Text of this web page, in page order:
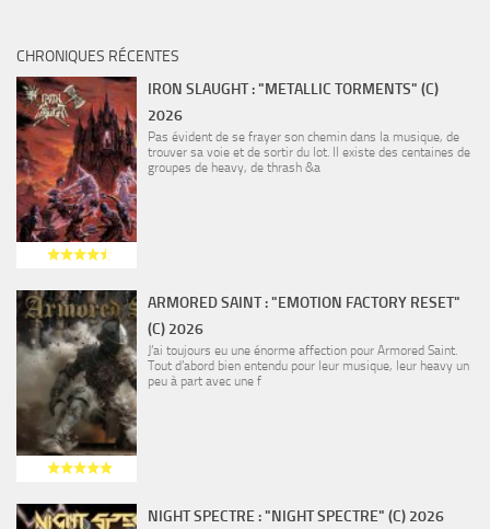
CHRONIQUES RÉCENTES
IRON SLAUGHT : "METALLIC TORMENTS" (C)
2026
Pas évident de se frayer son chemin dans la musique, de
trouver sa voie et de sortir du lot. Il existe des centaines de
groupes de heavy, de thrash &a
ARMORED SAINT : "EMOTION FACTORY RESET"
(C) 2026
J’ai toujours eu une énorme affection pour Armored Saint.
Tout d’abord bien entendu pour leur musique, leur heavy un
peu à part avec une f
NIGHT SPECTRE : "NIGHT SPECTRE" (C) 2026